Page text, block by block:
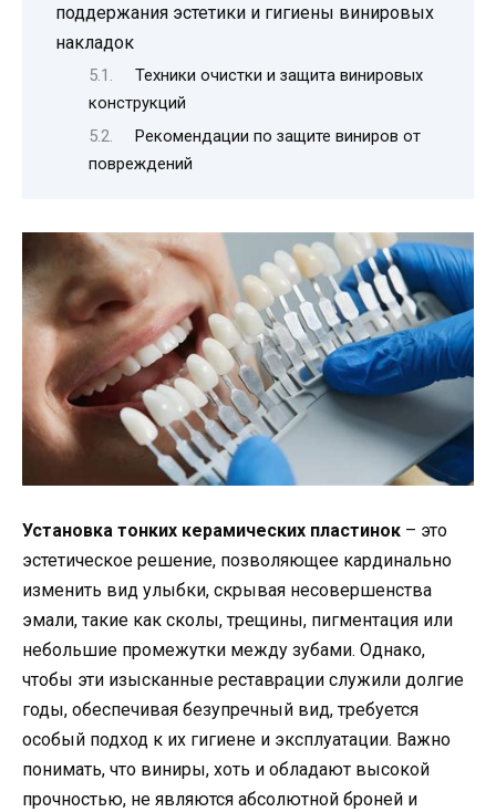
поддержания эстетики и гигиены винировых
накладок
Техники очистки и защита винировых
конструкций
Рекомендации по защите виниров от
повреждений
Установка тонких керамических пластинок – это
эстетическое решение, позволяющее кардинально
изменить вид улыбки, скрывая несовершенства
эмали, такие как сколы, трещины, пигментация или
небольшие промежутки между зубами. Однако,
чтобы эти изысканные реставрации служили долгие
годы, обеспечивая безупречный вид, требуется
особый подход к их гигиене и эксплуатации. Важно
понимать, что виниры, хоть и обладают высокой
прочностью, не являются абсолютной броней и